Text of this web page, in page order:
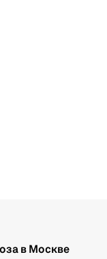
в Москве